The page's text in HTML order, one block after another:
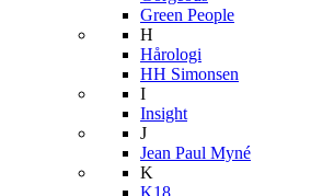
Green People
H
Hårologi
HH Simonsen
I
Insight
J
Jean Paul Myné
K
K18